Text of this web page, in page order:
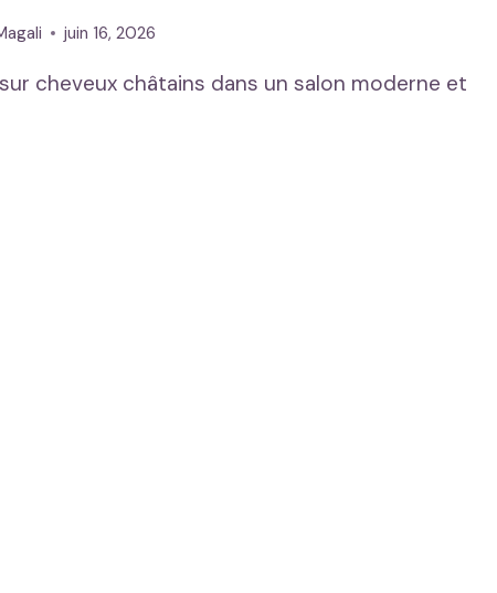
juin 16, 2026